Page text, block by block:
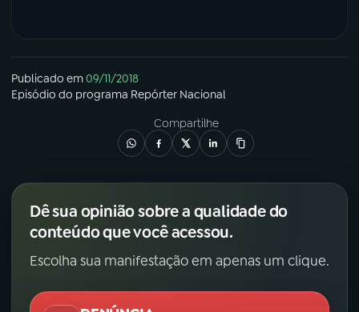
Publicado em09/11/2018
Episódio do programa Repórter Nacional
Compartilhe
Dê sua opinião sobre a qualidade do
conteúdo que você acessou.
Escolha sua manifestação em apenas um clique.